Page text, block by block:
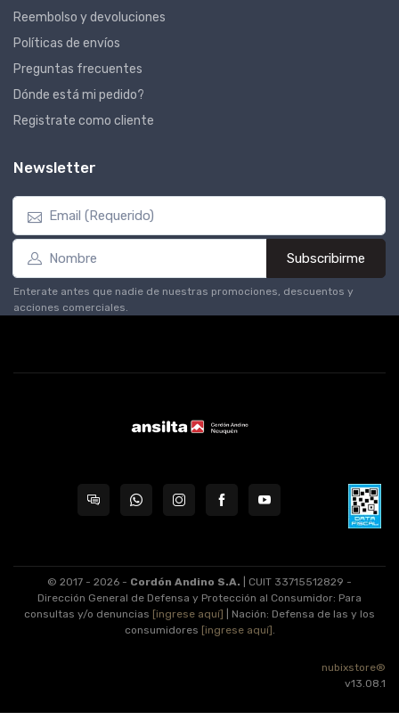
Reembolso y devoluciones
Políticas de envíos
Preguntas frecuentes
Dónde está mi pedido?
Registrate como cliente
Newsletter
Subscribirme
Enterate antes que nadie de nuestras promociones, descuentos y
acciones comerciales.
© 2017 - 2026 - Cordón Andino S.A. | CUIT 33715512829 -
Dirección General de Defensa y Protección al Consumidor: Para
consultas y/o denuncias [ingrese aquí]
| Nación: Defensa de las y los
consumidores [ingrese aquí] .
nubixstore®
v13.08.1